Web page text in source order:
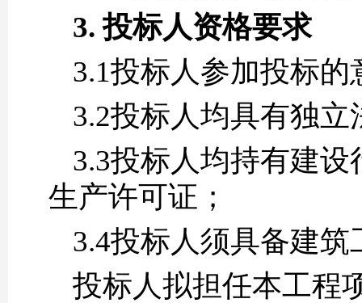
3. 投标人资格要求
3.1投标人参加投标
3.2投标人均具有独
3.3投标人均持有建
生产许可证；
3.4投标人须具备建
投标人拟担任本工程